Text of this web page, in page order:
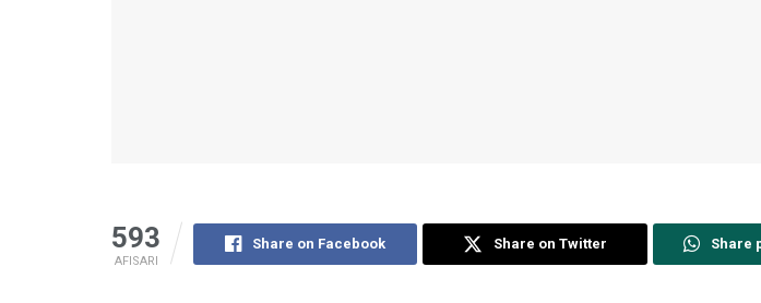
593
AFISARI
Share on Facebook Share on Twitter Share